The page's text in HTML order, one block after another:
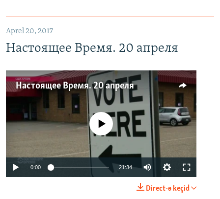
Aprel 20, 2017
Настоящее Время. 20 апреля
Настоящее Время. 20 апреля
No media source currently available
0:00 21:34
Direct-ə keçid